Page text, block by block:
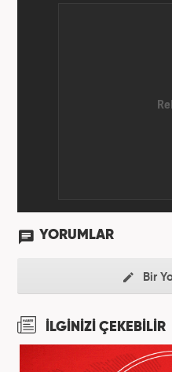
YORUMLAR
Bir
İLGİNİZİ ÇEKEBİLİR